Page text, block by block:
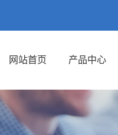
网站首页 产品中心